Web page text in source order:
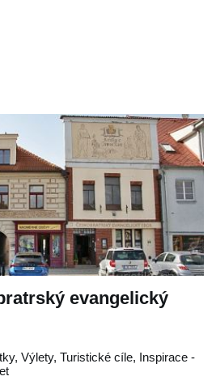
evangelický
Výlety, Turistické cíle, Inspirace -